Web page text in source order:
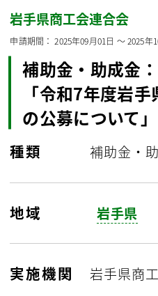
岩手県商工会連合会
申請期間：2025年09月01日 〜2025年
補助金・助成金：
「令和7年度岩
の公募について」
種類 補助金・
地域 岩手県
実施機関 岩手県商